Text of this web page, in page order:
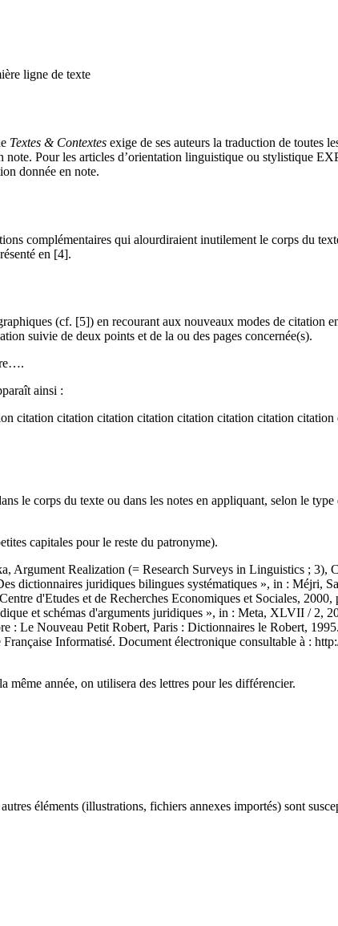
ligne de texte
Textes & Contextes exige de ses auteurs la traduction de toutes
note. Pour les articles d’orientation linguistique ou stylistique
donnée en note.
complémentaires qui alourdiraient inutilement le corps du
en [4].
(cf. [5]) en recourant aux nouveaux modes de citation
suivie de deux points et de la ou des pages concernée(s).
ainsi :
citation citation citation citation citation citation citation
le corps du texte ou dans les notes en appliquant, selon le
capitales pour le reste du patronyme).
Argument Realization (= Research Surveys in Linguistics ; 3),
dictionnaires juridiques bilingues systématiques », in : Méjri,
d'Etudes et de Recherches Economiques et Sociales, 2000,
et schémas d'arguments juridiques », in : Meta, XLVII / 2,
: Le Nouveau Petit Robert, Paris : Dictionnaires le Robert, 1995.
Informatisé. Document électronique consultable à :
même année, on utilisera des lettres pour les différencier.
éléments (illustrations, fichiers annexes importés) sont